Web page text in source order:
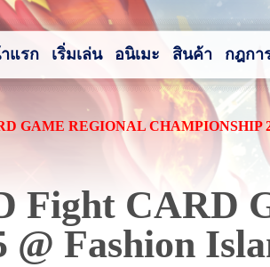
แรก เริ่มเล่น อนิเมะ สินค้า กฎกา
GAME REGIONAL CHAMPIONSHIP
CARD
Fashion